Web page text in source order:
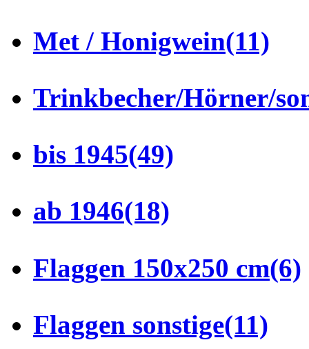
Met / Honigwein(11)
Trinkbecher/Hörner/
bis 1945(49)
ab 1946(18)
Flaggen 150x250 cm(6)
Flaggen sonstige(11)